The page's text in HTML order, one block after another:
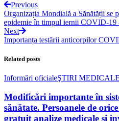
Previous
Organizația Mondială a Sănătății se
epidemie în timpul iernii COVID-19
Next
Importanța testării anticorpilor
Related posts
Informări oficialeŞTIRI MEDICALE
Modificări importante în
sănătate. Persoanele de
gratuit analize medicale şi